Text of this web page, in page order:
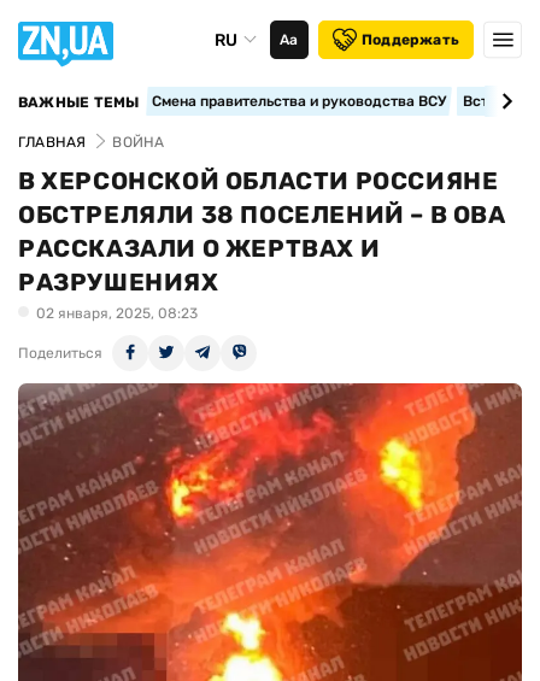
RU Аа Поддержать
ВАЖНЫЕ ТЕМЫ Смена правительства и руководства ВСУ
ГЛАВНАЯ ВОЙНА
В ХЕРСОНСКОЙ ОБЛАСТИ РОССИЯНЕ
ОБСТРЕЛЯЛИ 38 ПОСЕЛЕНИЙ – В ОВА
РАССКАЗАЛИ О ЖЕРТВАХ И
РАЗРУШЕНИЯХ
02 января, 2025, 08:23
Поделиться